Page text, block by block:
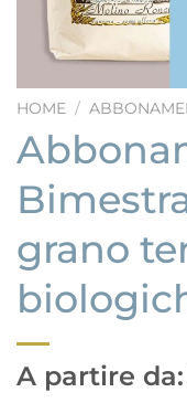
HOME /
grano
A partire da: